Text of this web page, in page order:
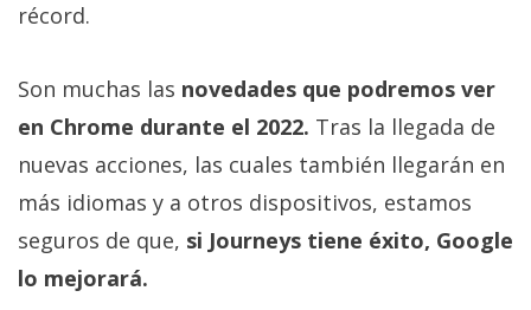
récord.
Son muchas las novedades que podremos ver
en Chrome durante el 2022. Tras la llegada de
nuevas acciones, las cuales también llegarán en
más idiomas y a otros dispositivos, estamos
seguros de que, si Journeys tiene éxito, Google
lo mejorará.